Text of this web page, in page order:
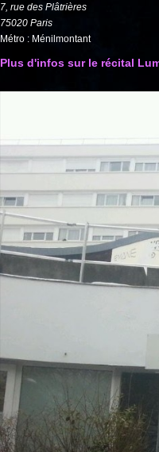
7, rue des Plâtrières
75020 Paris
Métro : Ménilmontant
Plus d'infos sur le récital